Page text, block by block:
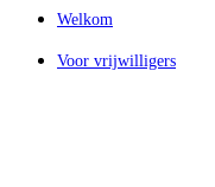
Welkom
Voor vrijwilligers